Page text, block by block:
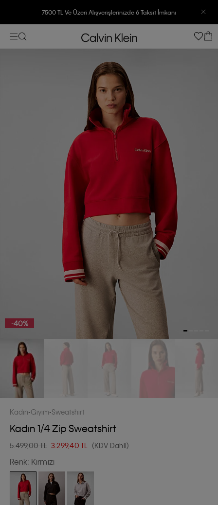
7500 TL Ve Üzeri Alışverişlerinizde 6 Taksit İmkanı
-40%
Kadın Giyim Sweatshirt
Kadın 1/4 Zip Sweatshirt
5.499,00 TL 3.299,40 TL (KDV Dahil)
Renk: Kırmızı